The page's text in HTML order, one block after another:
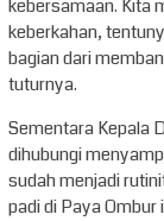
kebersamaan. Kita
keberkahan,
bagian dari
tuturnya.
Sementara Kepala
dihubungi
sudah menjadi
padi di Paya